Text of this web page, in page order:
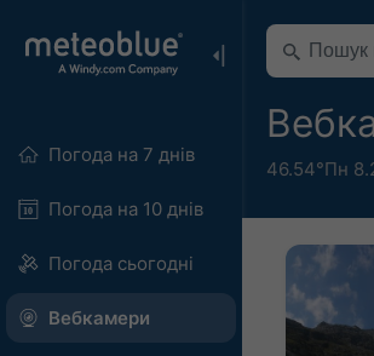
Погода на 7 днів
Погода на 10 днів
Погода сьогодні
Вебкамери
46.54°Пн